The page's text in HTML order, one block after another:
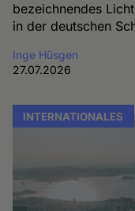
bezeichnendes
in der deutschen
Inge Hüsgen
27.07.2026
INTERNATIONALES